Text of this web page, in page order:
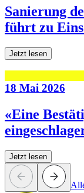
Sanierung
führt zu
Jetzt lesen
18 Mai 2026
«Eine
Jetzt lesen